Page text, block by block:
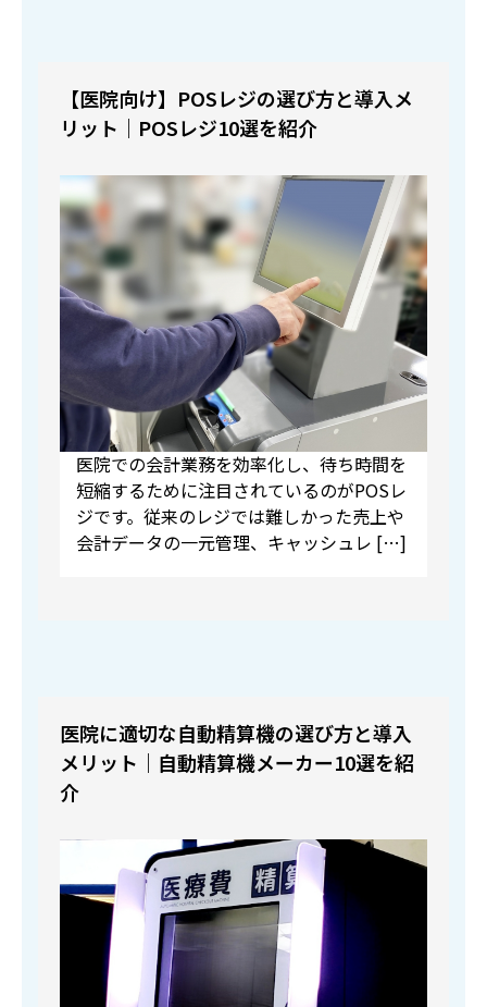
【医院向け】POSレジの選び方と導入メ
リット｜POSレジ10選を紹介
医院での会計業務を効率化し、待ち時間を
短縮するために注目されているのがPOSレ
ジです。従来のレジでは難しかった売上や
会計データの一元管理、キャッシュレ […]
医院に適切な自動精算機の選び方と導入
メリット｜自動精算機メーカー10選を紹
介